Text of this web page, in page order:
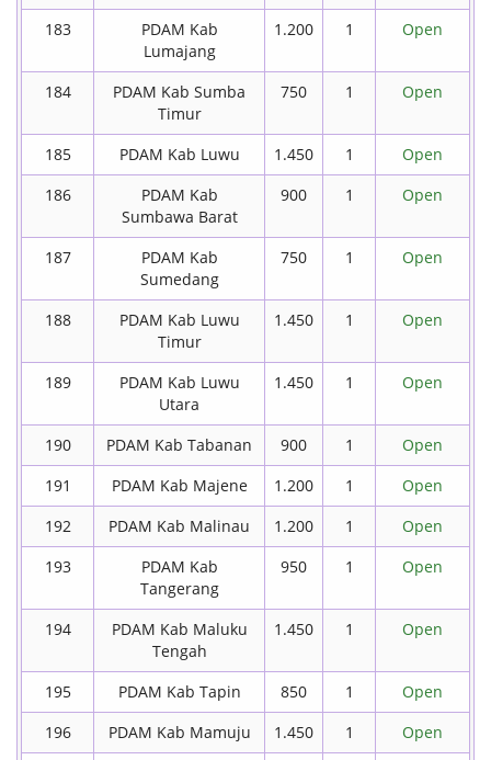
183
PDAM Kab
Lumajang
1.200 1 Open
184
PDAM Kab Sumba
Timur
750 1 Open
185 PDAM Kab Luwu 1.450 1
Open
186
PDAM Kab
Sumbawa Barat
900 1 Open
187
PDAM Kab
Sumedang
750 1 Open
188
PDAM Kab Luwu
Timur
1.450 1 Open
189
PDAM Kab Luwu
Utara
1.450 1 Open
190 PDAM Kab Tabanan 900 1
Open
191
PDAM Kab Majene 1.200 1
Open
192
PDAM Kab Malinau 1.200 1
Open
193
PDAM Kab
Tangerang
950 1 Open
194
PDAM Kab Maluku
Tengah
1.450 1 Open
195 PDAM Kab Tapin 850 1
Open
196
PDAM Kab Mamuju 1.450 1
Open